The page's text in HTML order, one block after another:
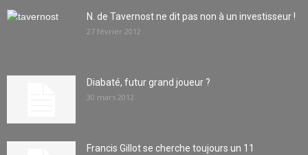
N. de Tavernost ne dit pas non à un investisseur !
27 février 2012
Diabaté, futur grand joueur ?
30 mars 2012
Francis Gillot se cherche toujours un 11